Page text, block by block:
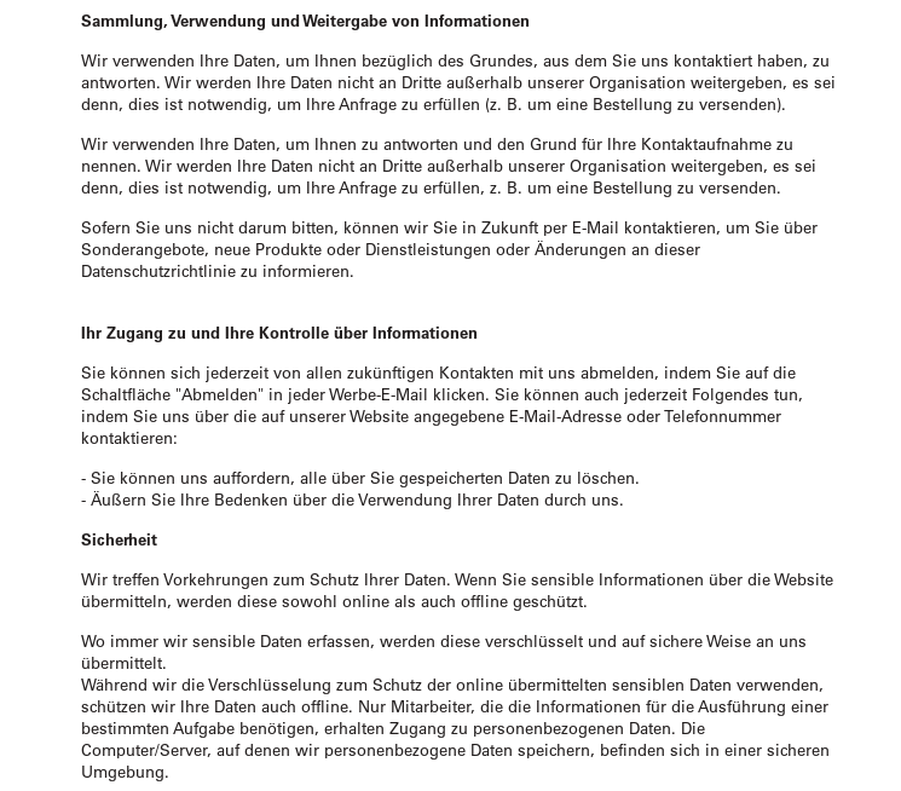
Sammlung, Verwendung und Weitergabe von Informationen
Wir verwenden Ihre Daten, um Ihnen bezüglich des Grundes, aus dem Sie uns kontaktiert haben, zu
antworten. Wir werden Ihre Daten nicht an Dritte außerhalb unserer Organisation weitergeben, es sei
denn, dies ist notwendig, um Ihre Anfrage zu erfüllen (z. B. um eine Bestellung zu versenden).
Wir verwenden Ihre Daten, um Ihnen zu antworten und den Grund für Ihre Kontaktaufnahme zu
nennen. Wir werden Ihre Daten nicht an Dritte außerhalb unserer Organisation weitergeben, es sei
denn, dies ist notwendig, um Ihre Anfrage zu erfüllen, z. B. um eine Bestellung zu versenden.
Sofern Sie uns nicht darum bitten, können wir Sie in Zukunft per E-Mail kontaktieren, um Sie über
Sonderangebote, neue Produkte oder Dienstleistungen oder Änderungen an dieser
Datenschutzrichtlinie zu informieren.
Ihr Zugang zu und Ihre Kontrolle über Informationen
Sie können sich jederzeit von allen zukünftigen Kontakten mit uns abmelden, indem Sie auf die
Schaltfläche "Abmelden" in jeder Werbe-E-Mail klicken. Sie können auch jederzeit Folgendes tun,
indem Sie uns über die auf unserer Website angegebene E-Mail-Adresse oder Telefonnummer
kontaktieren:
- Sie können uns auffordern, alle über Sie gespeicherten Daten zu löschen.
- Äußern Sie Ihre Bedenken über die Verwendung Ihrer Daten durch uns.
Sicherheit
Wir treffen Vorkehrungen zum Schutz Ihrer Daten. Wenn Sie sensible Informationen über die Website
übermitteln, werden diese sowohl online als auch offline geschützt.
Wo immer wir sensible Daten erfassen, werden diese verschlüsselt und auf sichere Weise an uns
übermittelt.
Während wir die Verschlüsselung zum Schutz der online übermittelten sensiblen Daten verwenden,
schützen wir Ihre Daten auch offline. Nur Mitarbeiter, die die Informationen für die Ausführung einer
bestimmten Aufgabe benötigen, erhalten Zugang zu personenbezogenen Daten. Die
Computer/Server, auf denen wir personenbezogene Daten speichern, befinden sich in einer sicheren
Umgebung.